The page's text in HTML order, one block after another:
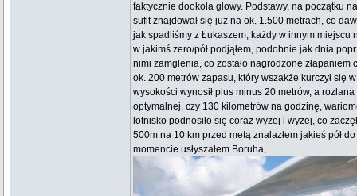
faktycznie dookoła głowy. Podstawy, na początku
sufit znajdował się już na ok. 1.500 metrach, co
jak spadliśmy z Łukaszem, każdy w innym miejscu
w jakimś zero/pół podjąłem, podobnie jak dnia
nimi zamglenia, co zostało nagrodzone
ok. 200 metrów zapasu, który wszakże kurczył się
wysokości wynosił plus minus 20 metrów, a
optymalnej, czy 130 kilometrów na godzinę,
lotnisko podnosiło się coraz wyżej i wyżej, co
500m na 10 km przed metą znalazłem jakieś pół
momencie usłyszałem Boruha,